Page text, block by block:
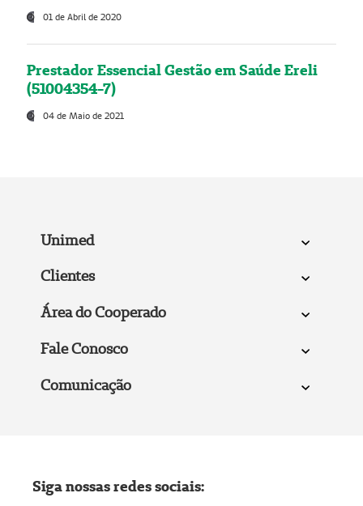
01 de Abril de 2020
Prestador Essencial Gestão em Saúde Ereli
(51004354-7)
04 de Maio de 2021
Unimed
Clientes
Área do Cooperado
Fale Conosco
Comunicação
Siga nossas redes sociais: